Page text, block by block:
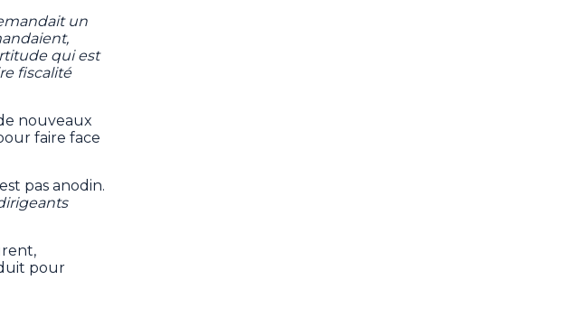
un
qui est
fiscalité
nouveaux
faire face
pas anodin.
pour